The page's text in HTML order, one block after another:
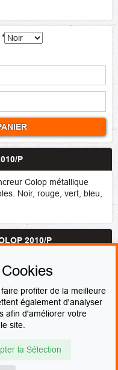
*
P
Colop métallique
Noir, rouge, vert, bleu,
2010/P
,Vert,Violet
Mentions légales
profiter de la meilleure
également d'analyser
afin d'améliorer votre
site.
la Sélection